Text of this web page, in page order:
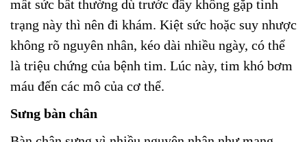
mất sức bất thường dù trước đây không gặp tình
trạng này thì nên đi khám. Kiệt sức hoặc suy nhược
không rõ nguyên nhân, kéo dài nhiều ngày, có thể
là triệu chứng của bệnh tim. Lúc này, tim khó bơm
máu đến các mô của cơ thể.
Sưng bàn chân